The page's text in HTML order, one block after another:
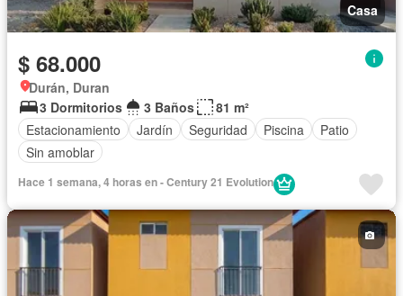
Casa
$ 68.000
Durán, Duran
3 Dormitorios
3 Baños
81 m²
Estacionamiento
Jardín Seguridad Piscina
Patio
Sin amoblar
Hace 1 semana, 4 horas en - Century 21 Evolution